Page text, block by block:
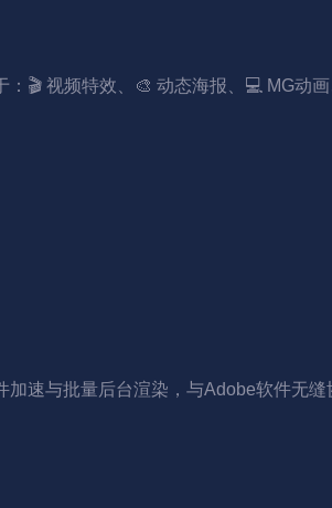
🎬 视频特效、🎨 动态海报、💻 MG动
速与批量后台渲染，与Adobe软件无缝